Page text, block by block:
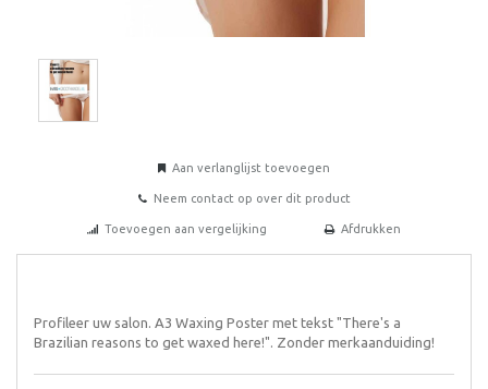
Aan verlanglijst toevoegen
Neem contact op over dit product
Toevoegen aan vergelijking Afdrukken
Profileer uw salon. A3 Waxing Poster met tekst "There's a
Brazilian reasons to get waxed here!". Zonder merkaanduiding!